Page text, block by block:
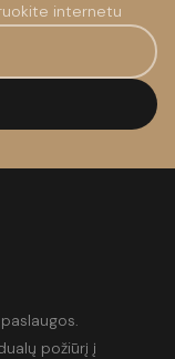
internetu
požiūrį į